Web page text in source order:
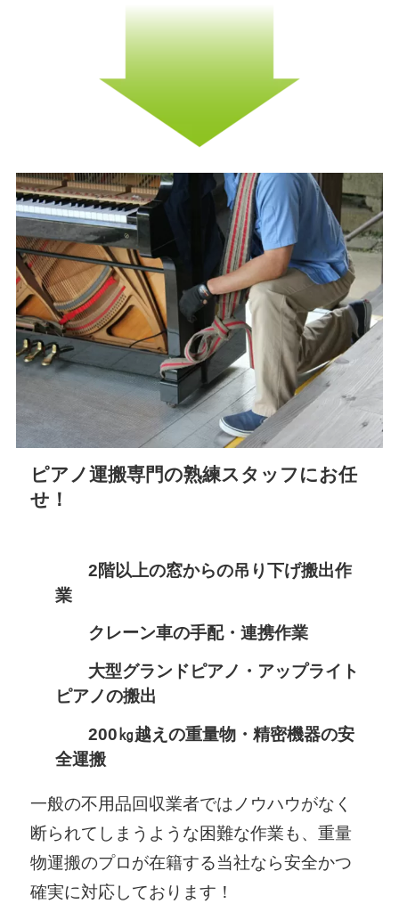
ピアノ運搬専門の熟練スタッフにお任
せ！
2階以上の窓からの吊り下げ搬出作
業
クレーン車の手配・連携作業
大型グランドピアノ・アップライト
ピアノの搬出
200㎏越えの重量物・精密機器の安
全運搬
一般の不用品回収業者ではノウハウがなく
断られてしまうような困難な作業も、重量
物運搬のプロが在籍する当社なら安全かつ
確実に対応しております！